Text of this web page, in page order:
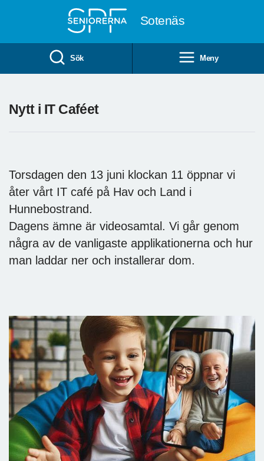
Sotenäs
Sök Meny
Nytt i IT Caféet
Torsdagen den 13 juni klockan 11 öppnar vi
åter vårt IT café på Hav och Land i
Hunnebostrand.
Dagens ämne är videosamtal. Vi går genom
några av de vanligaste applikationerna och hur
man laddar ner och installerar dom.